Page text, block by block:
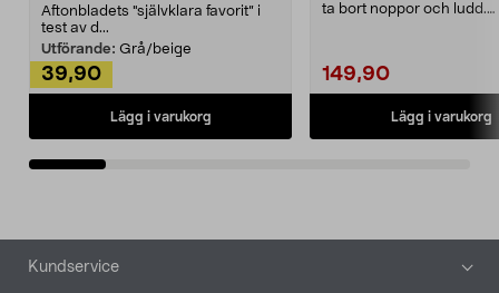
Aftonbladets "självklara favorit” i
test av d...
Utförande: Grå/beige
39,90
Lägg i varukorg
ta bort noppor och ludd.
149,90
Lägg i varukorg
Sidfot
Kundservice